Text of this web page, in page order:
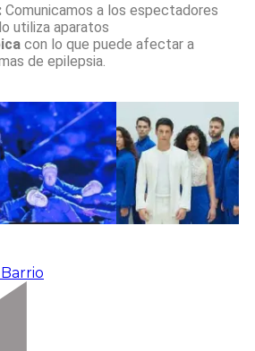
Comunicamos a los espectadores
utiliza aparatos
con lo que puede afectar a
de epilepsia.